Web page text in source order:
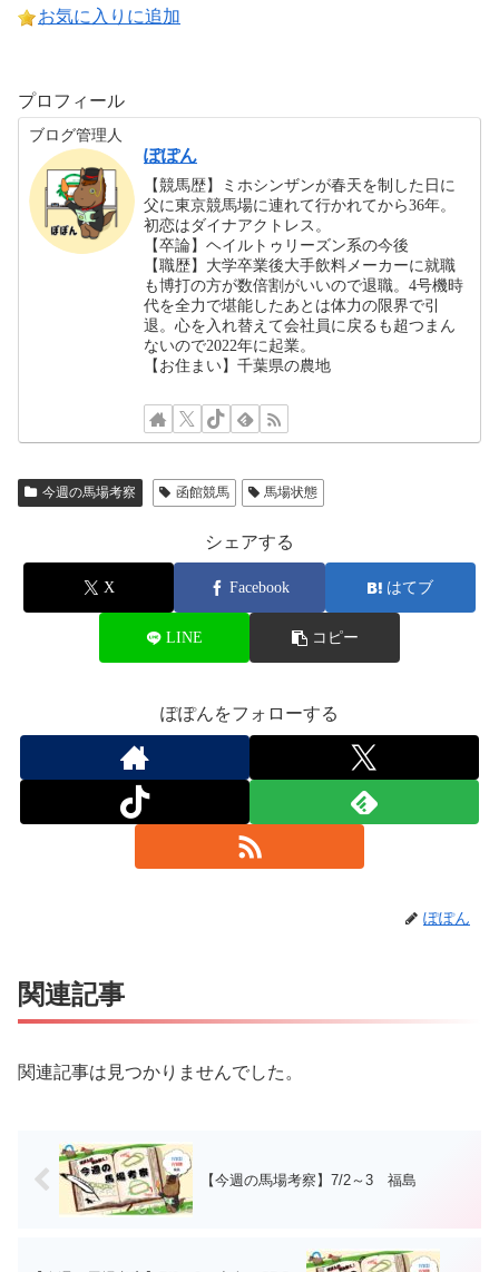
お気に入りに追加
プロフィール
ブログ管理人
ぽぽん
【競馬歴】ミホシンザンが春天を制した日に
父に東京競馬場に連れて行かれてから36年。
初恋はダイナアクトレス。
【卒論】ヘイルトゥリーズン系の今後
【職歴】大学卒業後大手飲料メーカーに就職
も博打の方が数倍割がいいので退職。4号機時
代を全力で堪能したあとは体力の限界で引
退。心を入れ替えて会社員に戻るも超つまん
ないので2022年に起業。
【お住まい】千葉県の農地
今週の馬場考察 函館競馬 馬場状態
シェアする
X Facebook はてブ
LINE コピー
ぽぽんをフォローする
ぽぽん
関連記事
関連記事は見つかりませんでした。
【今週の馬場考察】7/2～3 福島